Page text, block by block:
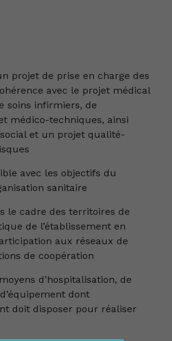
projet de prise en charge des
avec le projet médical
soins infirmiers, de
médico-techniques, ainsi
et un projet qualité-
avec les objectifs du
sanitaire
le cadre des territoires de
de l’établissement en
aux réseaux de
de coopération
d’hospitalisation, de
dont
doit disposer pour réaliser